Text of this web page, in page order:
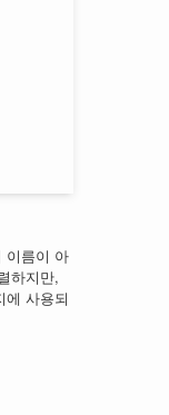
이름이 아
하지만,
에 사용되